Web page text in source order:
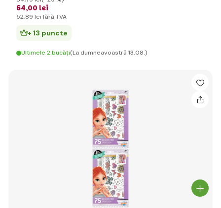
64,00 lei
52,89 lei fără TVA
+ 13 puncte
Ultimele 2 bucăți(La dumneavoastră 13.08.)